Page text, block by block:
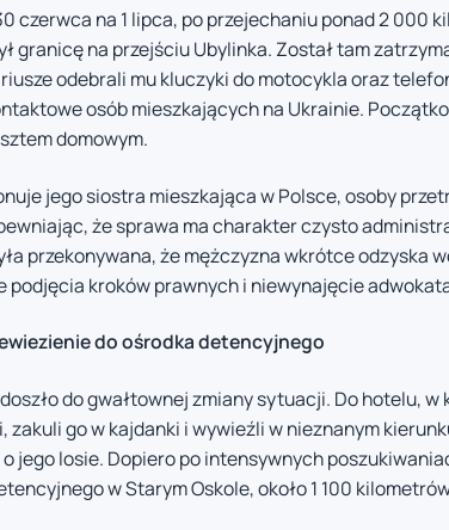
czerwca na 1 lipca, po przejechaniu ponad 2 000
granicę na przejściu Ubylinka. Został tam
odebrali mu kluczyki do motocykla oraz
osób mieszkających na Ukrainie.
domowym.
jego siostra mieszkająca w Polsce, osoby
że sprawa ma charakter czysto
przekonywana, że mężczyzna wkrótce odzyska
podjęcia kroków prawnych i niewynajęcie
do ośrodka detencyjnego
do gwałtownej zmiany sytuacji. Do hotelu,
zakuli go w kajdanki i wywieźli w nieznanym
jego losie. Dopiero po intensywnych
w Starym Oskole, około 1 100